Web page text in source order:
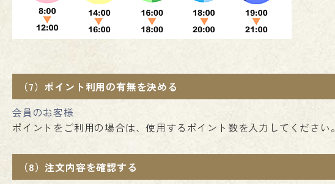
（7）ポイント利用の有無を決める
会員のお客様
ポイントをご利用の場合は、使用するポイント数を入力してください。
（8）注文内容を確認する